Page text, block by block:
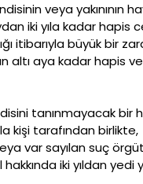
veya
iki yıla kadar hapis
itibarıyla büyük bir
altı aya kadar hapis
tanınmayacak bir
kişi tarafından birlikte,
var sayılan suç
iki yıldan yedi